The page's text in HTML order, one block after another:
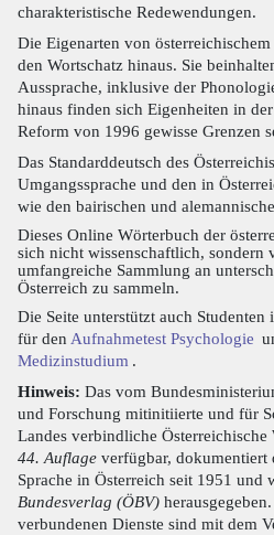
charakteristische Redewendungen.
Die Eigenarten von
den Wortschatz hinaus. Sie
Aussprache, inklusive der
hinaus finden sich Eigenheiten in der
Reform von 1996 gewisse Grenzen
Das Standarddeutsch des
Umgangssprache und den in
wie den bairischen und
Dieses Online Wörterbuch der
sich nicht wissenschaftlich, sondern
umfangreiche Sammlung an
Österreich zu sammeln.
Die Seite unterstützt auch Studenten
für den Aufnahmetest Psychologie
Medizinstudium .
Hinweis: Das vom
und Forschung mitinitiierte und für
Landes verbindliche
44. Auflage verfügbar, dokumentiert
Sprache in Österreich seit 1951 und
Bundesverlag (ÖBV)
verbundenen Dienste sind mit dem